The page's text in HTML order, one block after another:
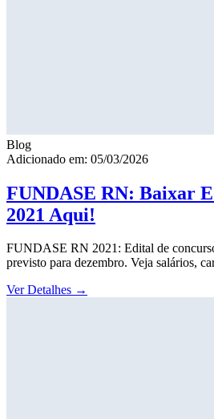
Blog
Adicionado em: 05/03/2026
FUNDASE RN: Baixar
2021 Aqui!
FUNDASE RN 2021: Edital de
previsto para dezembro. Veja salários,
Ver Detalhes →